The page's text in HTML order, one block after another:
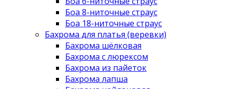
Боа 8-ниточные страус
Боа 18-ниточные страус
Бахрома для платья (веревки)
Бахрома шёлковая
Бахрома с люрексом
Бахрома из пайеток
Бахрома лапша